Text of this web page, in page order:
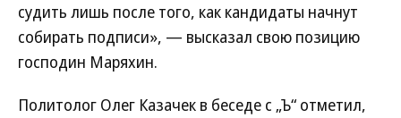
судить лишь после того, как кандидаты начнут
собирать подписи», — высказал свою позицию
господин Маряхин.
Политолог Олег Казачек в беседе с „Ъ“ отметил,